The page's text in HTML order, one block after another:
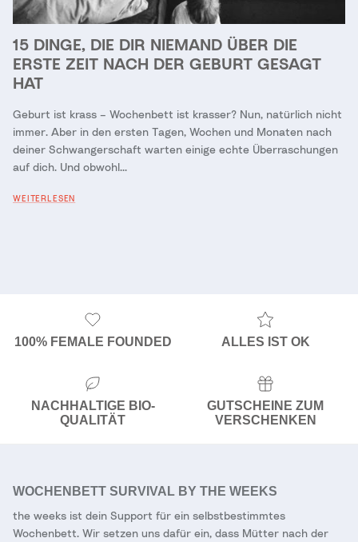
15 DINGE, DIE DIR NIEMAND ÜBER DIE
ERSTE ZEIT NACH DER GEBURT GESAGT
HAT
Geburt ist krass – Wochenbett ist krasser? Nun, natürlich nicht
immer. Aber in den ersten Tagen, Wochen und Monaten nach
deiner Schwangerschaft warten einige echte Überraschungen
auf dich. Und obwohl...
WEITERLESEN
100% FEMALE FOUNDED ALLES IST OK
NACHHALTIGE BIO-
QUALITÄT
GUTSCHEINE ZUM
VERSCHENKEN
WOCHENBETT SURVIVAL BY THE WEEKS
the weeks ist dein Support für ein selbstbestimmtes
Wochenbett. Wir setzen uns dafür ein, dass Mütter nach der